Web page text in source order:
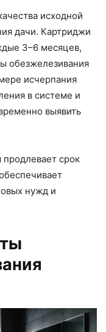
исходной
дачи. Картриджи
3–6 месяцев,
обезжелезивания
исчерпания
в системе и
выявить
срок
нужд и